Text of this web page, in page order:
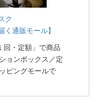
ク
く通販モール】
回・定額」で商品
ョンボックス／定
ピングモールで